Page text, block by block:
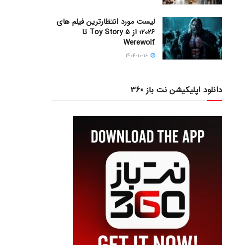
لیست مورد انتظارترین فیلم های
2026؛ از Toy Story 5 تا
Werewolf
دانلود اپلیکیشن نت باز 360